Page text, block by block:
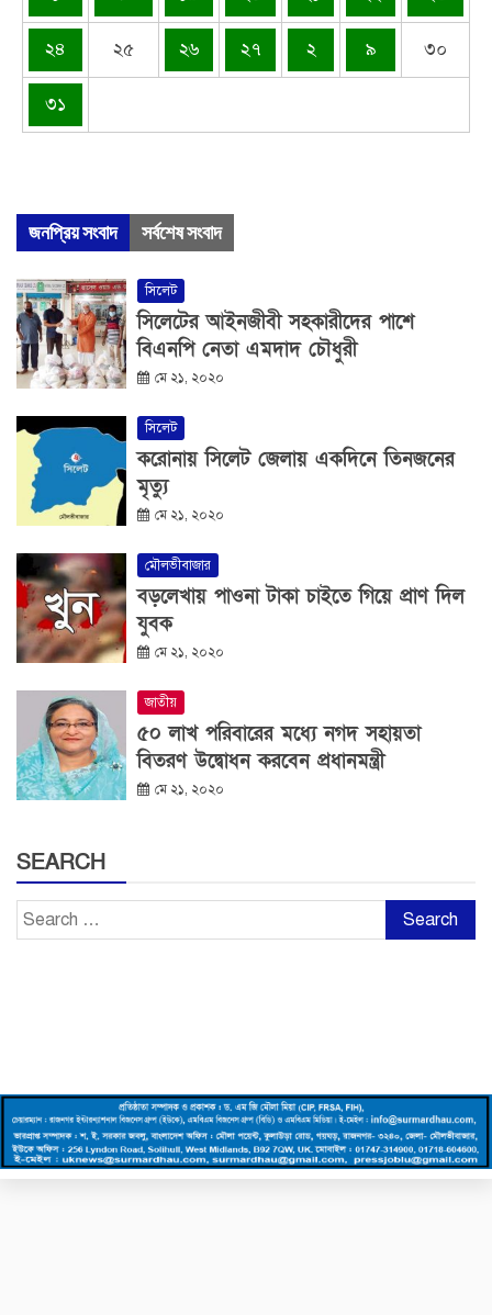
২৪ ২৫ ২৬ ২৭ ২ ৯ ৩০
৩১
জনপ্রিয় সংবাদ সর্বশেষ সংবাদ
সিলেট
সিলেটের আইনজীবী সহকারীদের পাশে
বিএনপি নেতা এমদাদ চৌধুরী
মে ২১, ২০২০
সিলেট
করোনায় সিলেট জেলায় একদিনে তিনজনের
মৃত্যু
মে ২১, ২০২০
মৌলভীবাজার
বড়লেখায় পাওনা টাকা চাইতে গিয়ে প্রাণ দিল
যুবক
মে ২১, ২০২০
জাতীয়
৫০ লাখ পরিবারের মধ্যে নগদ সহায়তা
বিতরণ উদ্বোধন করবেন প্রধানমন্ত্রী
মে ২১, ২০২০
SEARCH
Search
for: